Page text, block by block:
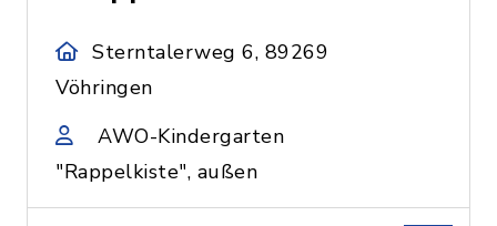
Sterntalerweg 6, 89269
Vöhringen
AWO-Kindergarten
"Rappelkiste", außen